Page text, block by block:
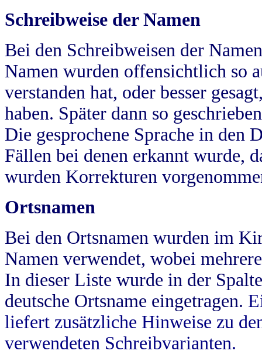
Schreibweise der Namen
Bei den Schreibweisen der
Namen wurden offensichtlich so
verstanden hat, oder besser
haben. Später dann so
Die gesprochene Sprache in
Fällen bei denen erkannt wurde,
wurden Korrekturen
Ortsnamen
Bei den Ortsnamen wurden im
Namen verwendet, wobei
In dieser Liste wurde in der
deutsche Ortsname eingetragen.
liefert zusätzliche Hinweise zu
verwendeten Schreibvarianten.